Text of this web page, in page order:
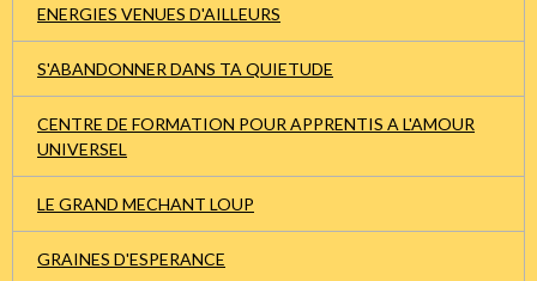
ENERGIES VENUES D'AILLEURS
S'ABANDONNER DANS TA QUIETUDE
CENTRE DE FORMATION POUR APPRENTIS A L'AMOUR
UNIVERSEL
LE GRAND MECHANT LOUP
GRAINES D'ESPERANCE